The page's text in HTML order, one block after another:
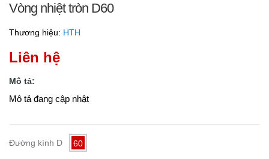
Vòng nhiệt tròn D60
Thương hiệu: HTH
Liên hệ
Mô tả:
Mô tả đang cập nhật
Đường kính D 60